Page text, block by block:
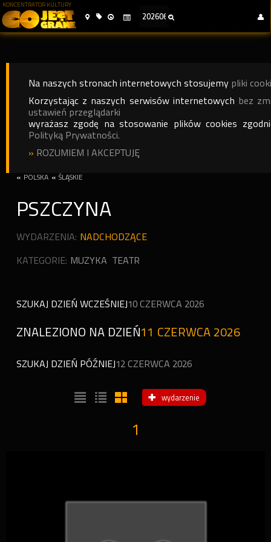
KONCENTRATOR KULTURY
Na naszych stronach internetowych stosujemy pliki
Korzystając z naszych serwisów internetowych bez
ustawień przeglądarki
wyrażasz zgodę na stosowanie plików cookies
Polityką Prywatności.
» ROZUMIEM I AKCEPTUJĘ
« POLSKA « ŚLĄSKIE
PSZCZYNA
WYDARZENIA: NADCHODZĄCE
KATEGORIE: MUZYKA TEATR
SZUKAJ DZIEŃ WCZEŚNIEJ10 CZERWCA 2026
ZNALEZIONO NA DZIEŃ11 CZERWCA 2026
SZUKAJ DZIEŃ PÓŹNIEJ12 CZERWCA 2026
wydarzenie
1